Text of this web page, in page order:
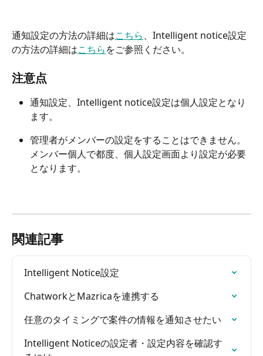
通知設定の方法の詳細はこちら、Intelligent notice設定
の方法の詳細はこちらをご参照ください。
注意点
通知設定、Intelligent notice設定は個人設定となり
ます。
管理者がメンバーの設定をすることはできません。
メンバー個人で都度、個人設定画面より設定が必要
となります。
関連記事
Intelligent Notice設定
ChatworkとMazricaを連携する
任意のタイミングで案件の情報を通知させたい
Intelligent Noticeの設定者・設定内容を確認す